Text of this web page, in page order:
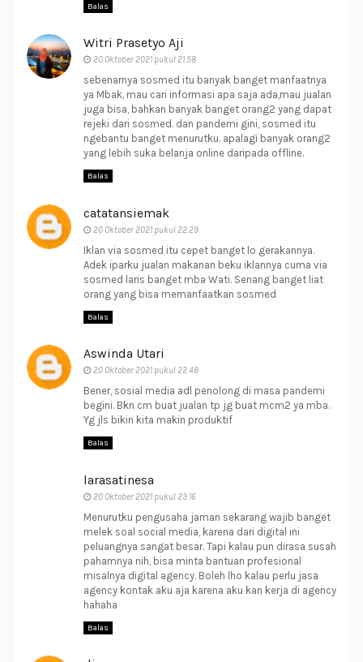
Balas
Witri Prasetyo Aji
20 Oktober 2021 pukul 21.58
sebenarnya sosmed itu banyak banget manfaatnya
ya Mbak, mau cari informasi apa saja ada,mau jualan
juga bisa, bahkan banyak banget orang2 yang dapat
rejeki dari sosmed. dan pandemi gini, sosmed itu
ngebantu banget menurutku. apalagi banyak orang2
yang lebih suka belanja online daripada offline.
Balas
catatansiemak
20 Oktober 2021 pukul 22.29
Iklan via sosmed itu cepet banget lo gerakannya.
Adek iparku jualan makanan beku iklannya cuma via
sosmed laris banget mba Wati. Senang banget liat
orang yang bisa memanfaatkan sosmed
Balas
Aswinda Utari
20 Oktober 2021 pukul 22.48
Bener, sosial media adl penolong di masa pandemi
begini. Bkn cm buat jualan tp jg buat mcm2 ya mba.
Yg jls bikin kita makin produktif
Balas
larasatinesa
20 Oktober 2021 pukul 23.16
Menurutku pengusaha jaman sekarang wajib banget
melek soal social media, karena dari digital ini
peluangnya sangat besar. Tapi kalau pun dirasa susah
pahamnya nih, bisa minta bantuan profesional
misalnya digital agency. Boleh lho kalau perlu jasa
agency kontak aku aja karena aku kan kerja di agency
hahaha
Balas